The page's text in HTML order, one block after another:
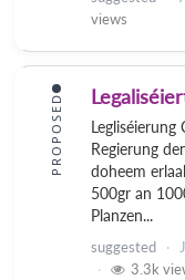
views
PROPOSED
Regierung
doheem
500gr an
Planzen...
suggested
3.3k